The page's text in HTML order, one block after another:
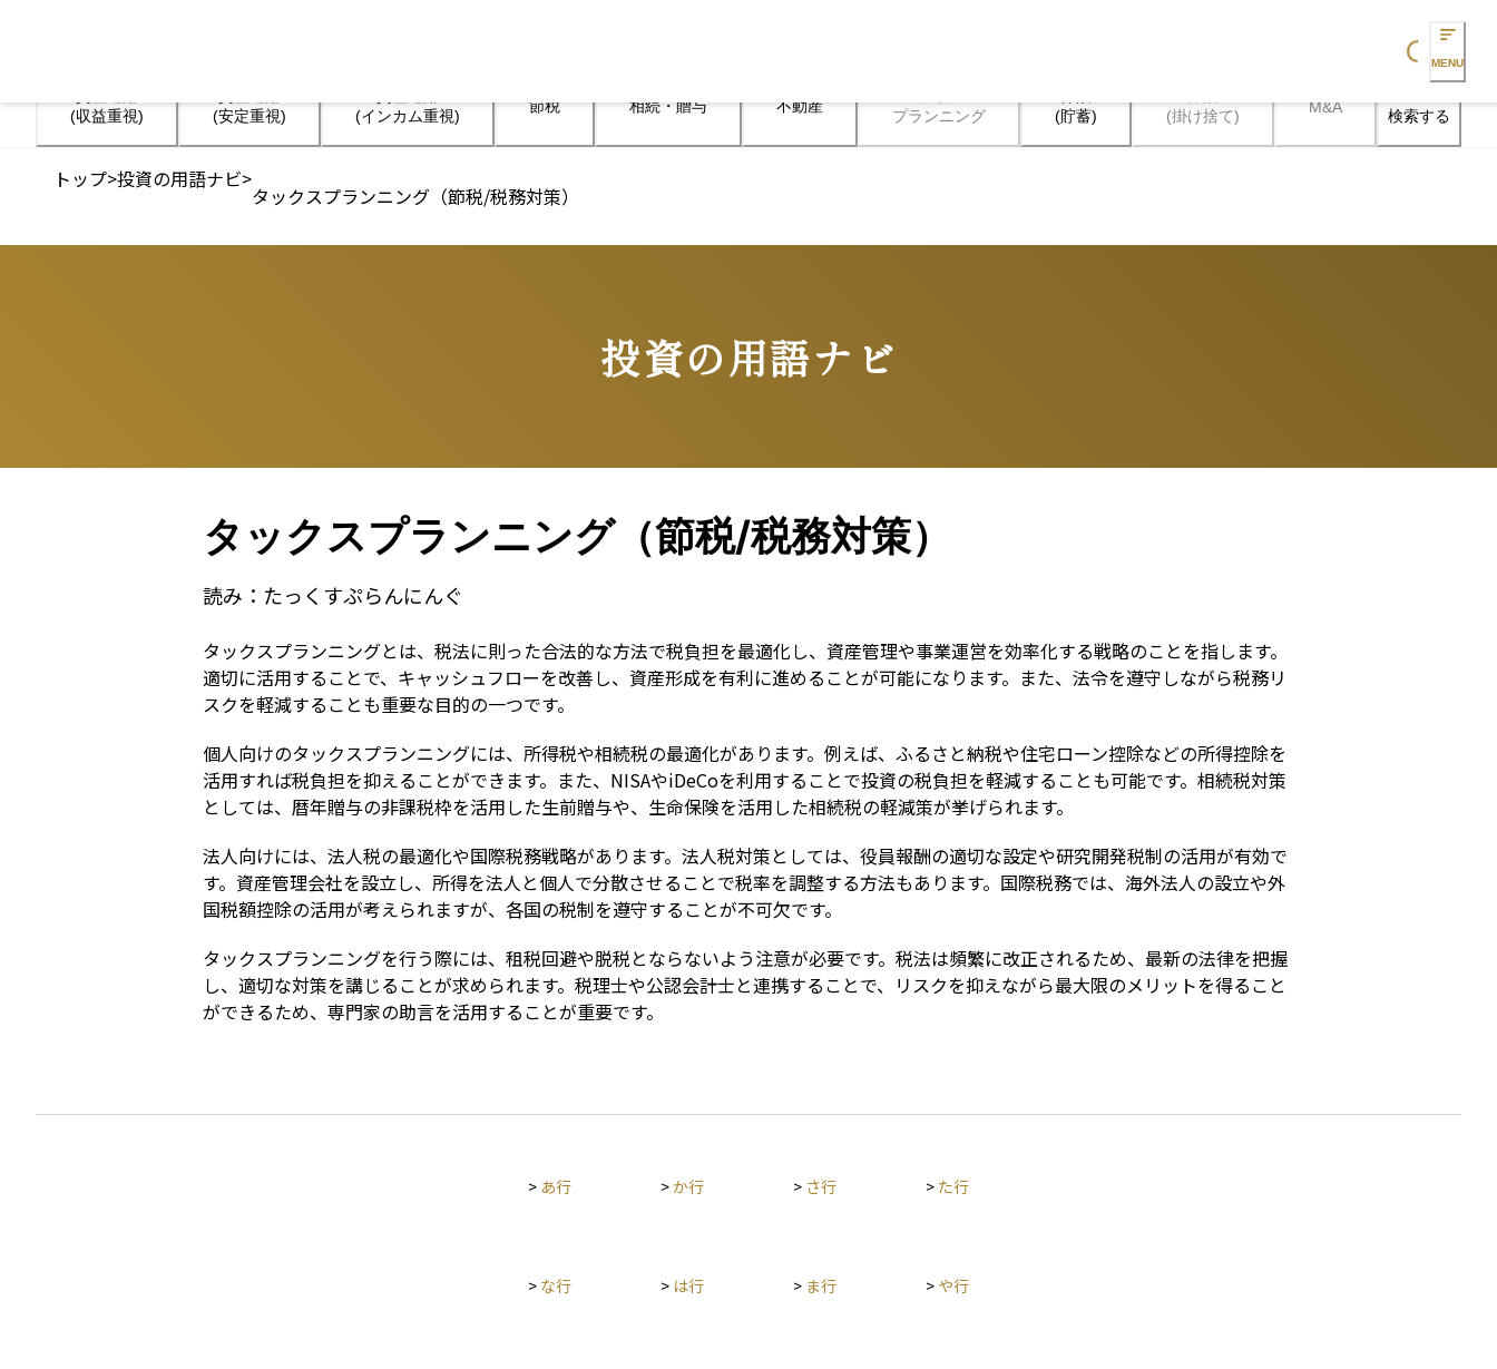
Loading...
MENU
(収益重視)
(安定重視)
(インカム重視)
節税 相続・贈与 不動産
プランニング
(貯蓄)
(掛け捨て)
M&A 検索する
トップ>投資の用語ナビ>
タックスプランニング（節税/税務対策）
投資の用語ナビ
Terms
タックスプランニング（節税/税務対策）
読み： たっくすぷらんにんぐ
タックスプランニングとは、税法に則った合法的な方法で税負担を最適化し、資産管理や事業運営を効率化する戦略のことを指します。
適切に活用することで、キャッシュフローを改善し、資産形成を有利に進めることが可能になります。また、法令を遵守しながら税務リ
スクを軽減することも重要な目的の一つです。
個人向けのタックスプランニングには、所得税や相続税の最適化があります。例えば、ふるさと納税や住宅ローン控除などの所得控除を
活用すれば税負担を抑えることができます。また、NISAやiDeCoを利用することで投資の税負担を軽減することも可能です。相続税対策
としては、暦年贈与の非課税枠を活用した生前贈与や、生命保険を活用した相続税の軽減策が挙げられます。
法人向けには、法人税の最適化や国際税務戦略があります。法人税対策としては、役員報酬の適切な設定や研究開発税制の活用が有効で
す。資産管理会社を設立し、所得を法人と個人で分散させることで税率を調整する方法もあります。国際税務では、海外法人の設立や外
国税額控除の活用が考えられますが、各国の税制を遵守することが不可欠です。
タックスプランニングを行う際には、租税回避や脱税とならないよう注意が必要です。税法は頻繁に改正されるため、最新の法律を把握
し、適切な対策を講じることが求められます。税理士や公認会計士と連携することで、リスクを抑えながら最大限のメリットを得ること
ができるため、専門家の助言を活用することが重要です。
> あ行 >か行 > さ行 > た行
> な行 > は行 > ま行 > や行